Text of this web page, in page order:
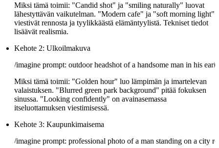
Miksi tämä toimii: "Candid shot" ja "smiling naturally" luovat
lähestyttävän vaikutelman. "Modern cafe" ja "soft morning light"
viestivät rennosta ja tyylikkäästä elämäntyylistä. Tekniset tiedot
lisäävät realismia.
Kehote 2: Ulkoilmakuva
Miksi tämä toimii: "Golden hour" luo lämpimän ja imartelevan
valaistuksen. "Blurred green park background" pitää fokuksen
sinussa. "Looking confidently" on avainasemassa
itseluottamuksen viestimisessä.
Kehote 3: Kaupunkimaisema